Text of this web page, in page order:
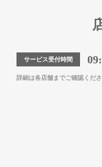
サービス受付時間
詳細は各店舗までご確認くださ